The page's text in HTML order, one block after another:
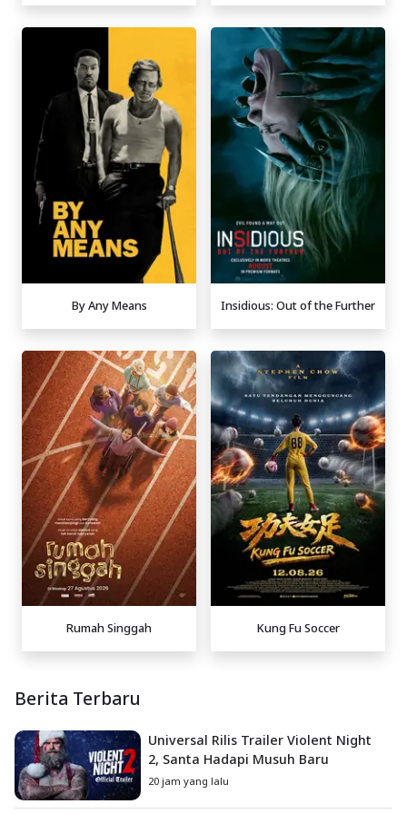
By Any Means Insidious: Out of the Further
Rumah Singgah Kung Fu Soccer
Berita Terbaru
Universal Rilis Trailer Violent Night
2, Santa Hadapi Musuh Baru
20 jam yang lalu